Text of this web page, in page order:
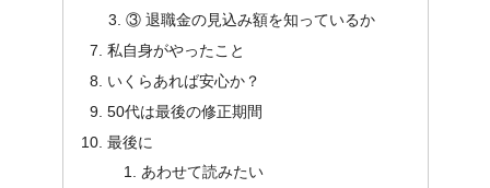
③ 退職金の見込み額を知っているか
私自身がやったこと
いくらあれば安心か？
50代は最後の修正期間
最後に
あわせて読みたい